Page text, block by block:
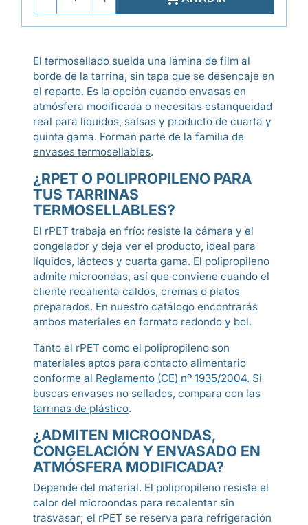
El termosellado suelda una lámina de film al
borde de la tarrina, sin tapa que se desencaje en
el reparto. Es la opción cuando envasas en
atmósfera modificada o necesitas estanqueidad
real para líquidos, salsas y producto de cuarta y
quinta gama. Forman parte de la familia de
envases termosellables.
¿RPET O POLIPROPILENO PARA
TUS TARRINAS
TERMOSELLABLES?
El rPET trabaja en frío: resiste la cámara y el
congelador y deja ver el producto, ideal para
líquidos, lácteos y cuarta gama. El polipropileno
admite microondas, así que conviene cuando el
cliente recalienta caldos, cremas o platos
preparados. En nuestro catálogo encontrarás
ambos materiales en formato redondo y bol.
Tanto el rPET como el polipropileno son
materiales aptos para contacto alimentario
conforme al Reglamento (CE) nº 1935/2004. Si
buscas envases no sellados, compara con las
tarrinas de plástico.
¿ADMITEN MICROONDAS,
CONGELACIÓN Y ENVASADO EN
ATMÓSFERA MODIFICADA?
Depende del material. El polipropileno resiste el
calor del microondas para recalentar sin
trasvasar; el rPET se reserva para refrigeración